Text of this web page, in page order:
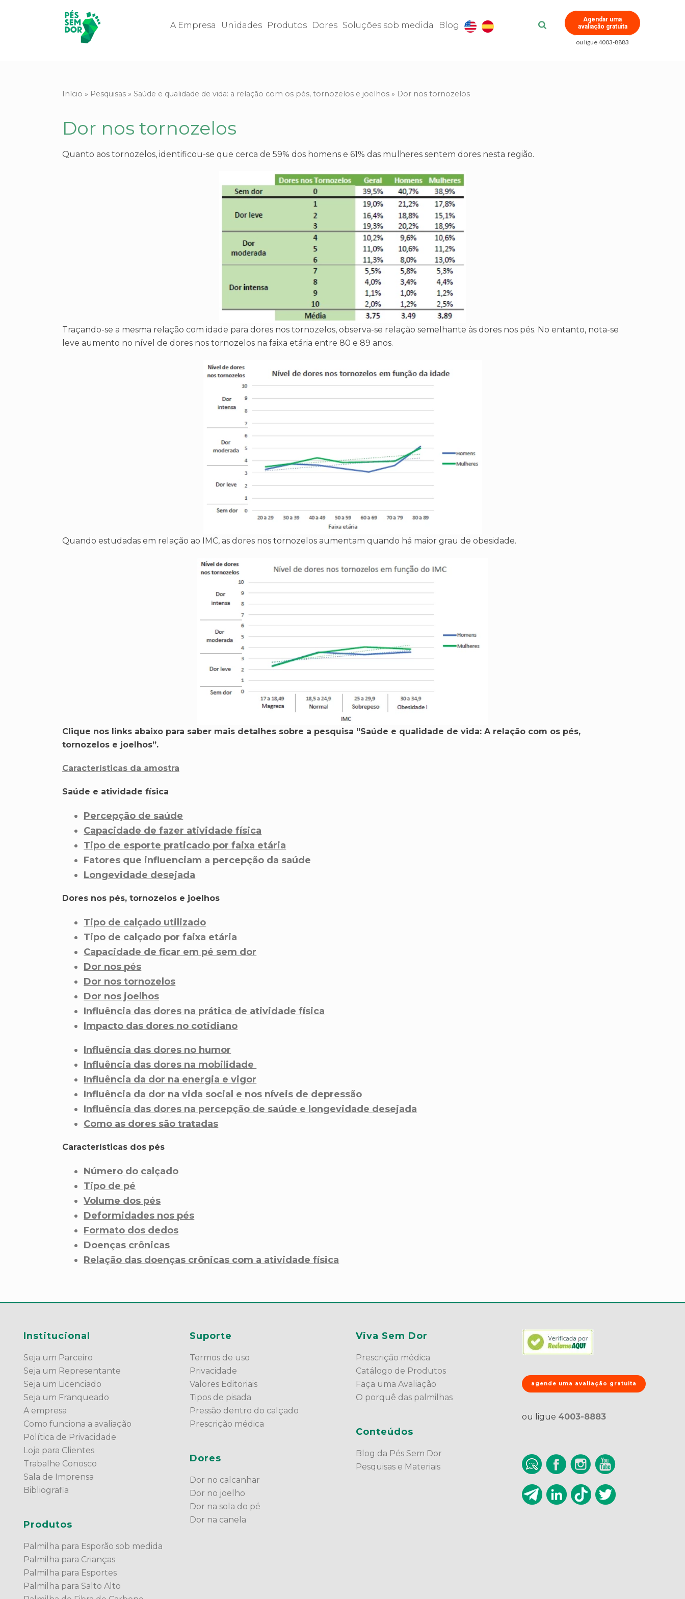
A Empresa Unidades Produtos Dores Soluções sob medida Blog
Agendar uma
avaliação gratuita
ou ligue 4003-8883
Início » Pesquisas » Saúde e qualidade de vida: a relação com os pés, tornozelos e joelhos » Dor nos tornozelos
Dor nos tornozelos
Quanto aos tornozelos, identificou-se que cerca de 59% dos homens e 61% das mulheres sentem dores nesta região.
Traçando-se a mesma relação com idade para dores nos tornozelos, observa-se relação semelhante às dores nos pés. No entanto, nota-se
leve aumento no nível de dores nos tornozelos na faixa etária entre 80 e 89 anos.
Quando estudadas em relação ao IMC, as dores nos tornozelos aumentam quando há maior grau de obesidade.
Clique nos links abaixo para saber mais detalhes sobre a pesquisa “Saúde e qualidade de vida: A relação com os pés,
tornozelos e joelhos”.
Características da amostra
Saúde e atividade física
Percepção de saúde
Capacidade de fazer atividade física
Tipo de esporte praticado por faixa etária
Fatores que influenciam a percepção da saúde
Longevidade desejada
Dores nos pés, tornozelos e joelhos
Tipo de calçado utilizado
Tipo de calçado por faixa etária
Capacidade de ficar em pé sem dor
Dor nos pés
Dor nos tornozelos
Dor nos joelhos
Influência das dores na prática de atividade física
Impacto das dores no cotidiano
Influência das dores no humor
Influência das dores na mobilidade
Influência da dor na energia e vigor
Influência da dor na vida social e nos níveis de depressão
Influência das dores na percepção de saúde e longevidade desejada
Como as dores são tratadas
Características dos pés
Número do calçado
Tipo de pé
Volume dos pés
Deformidades nos pés
Formato dos dedos
Doenças crônicas
Relação das doenças crônicas com a atividade física
Institucional
Seja um Parceiro
Seja um Representante
Seja um Licenciado
Seja um Franqueado
A empresa
Como funciona a avaliação
Política de Privacidade
Loja para Clientes
Trabalhe Conosco
Sala de Imprensa
Bibliografia
Produtos
Palmilha para Esporão sob medida
Palmilha para Crianças
Palmilha para Esportes
Palmilha para Salto Alto
Suporte
Termos de uso
Privacidade
Valores Editoriais
Tipos de pisada
Pressão dentro do calçado
Prescrição médica
Dores
Dor no calcanhar
Dor no joelho
Dor na sola do pé
Dor na canela
Viva Sem Dor
Prescrição médica
Catálogo de Produtos
Faça uma Avaliação
O porquê das palmilhas
Conteúdos
Blog da Pés Sem Dor
Pesquisas e Materiais
agende uma avaliação gratuita
ou ligue 4003-8883